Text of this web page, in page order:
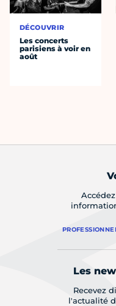
DÉCOUVRIR
Les concerts
parisiens à voir en
août
Les
Recevez
l'actualité